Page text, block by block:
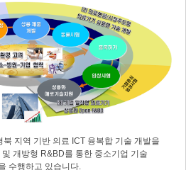
지역 기반 의료 ICT 융복합 기술 개발을
개방형 R&BD를 통한 중소기업 기술
수행하고 있습니다.